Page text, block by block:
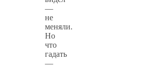
—
не
меняли.
Но
что
гадать
—